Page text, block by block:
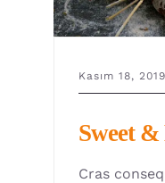
Kasım 18, 2019
Sweet
Cras